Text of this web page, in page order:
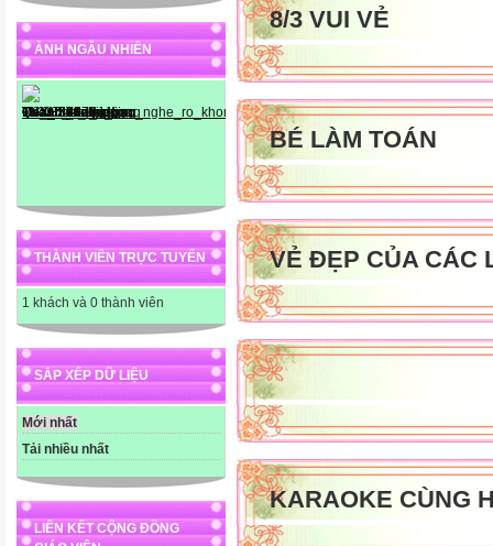
ẢNH NGẪU NHIÊN
THÀNH VIÊN TRỰC TUYẾN
1 khách và 0 thành viên
SẮP XẾP DỮ LIỆU
Mới nhất
Tải nhiều nhất
LIÊN KẾT CỘNG ĐỒNG
8/3 VUI VẺ
BÉ LÀM TOÁN
VẺ ĐẸP CỦA CÁC
KARAOKE CÙNG